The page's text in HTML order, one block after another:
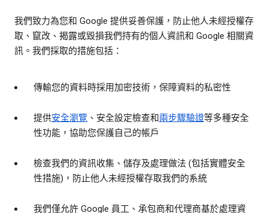
我們致力為您和 Google 提供妥善保護，防止他人未經授權存
取、竄改、揭露或毀損我們持有的個人資訊和 Google 相關資
訊。我們採取的措施包括：
傳輸您的資料時採用加密技術，保障資料的私密性
提供安全瀏覽 、安全設定檢查和兩步驟驗證等多種安全
性功能，協助您保護自己的帳戶
檢查我們的資訊收集、儲存及處理做法 (包括實體安全
性措施)，防止他人未經授權存取我們的系統
我們僅允許 Google 員工、承包商和代理商基於處理資